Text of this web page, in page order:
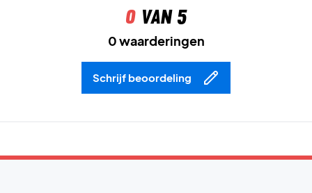
0van 5
0 waarderingen
Schrijf beoordeling